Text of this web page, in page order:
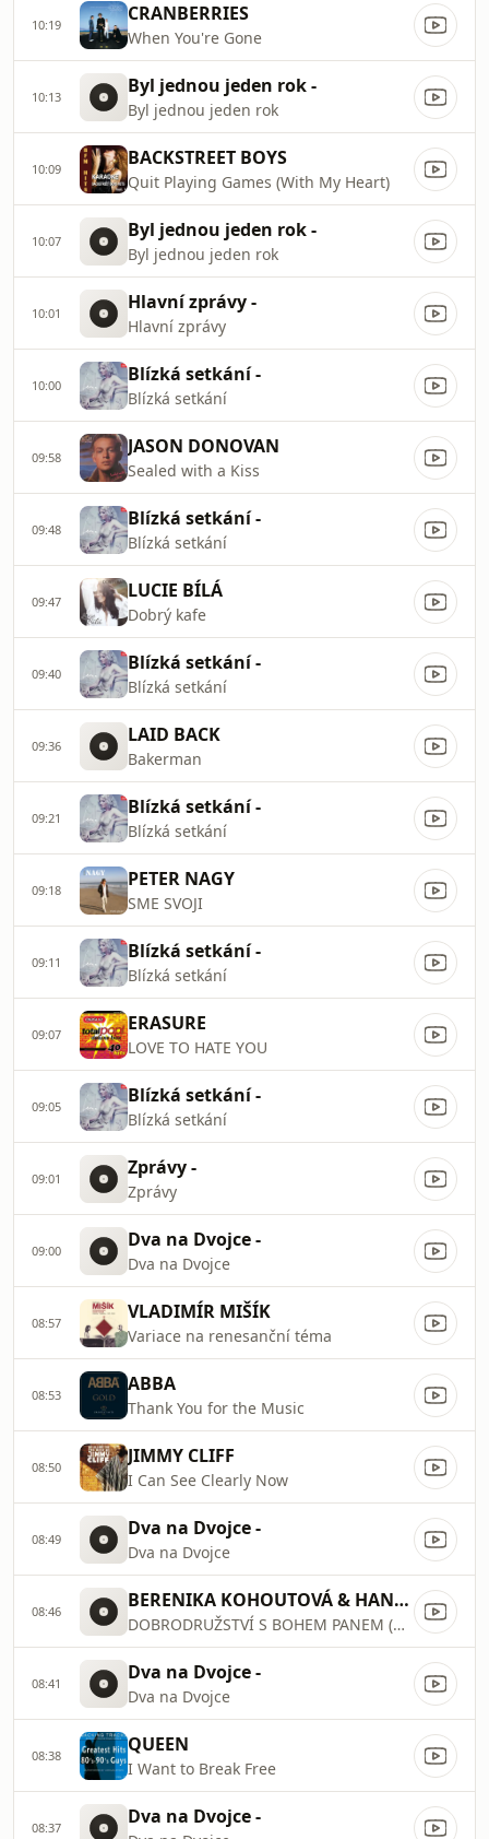
10:19 CRANBERRIES
When You're Gone
10:13 Byl jednou jeden rok -
Byl jednou jeden rok
10:09 BACKSTREET BOYS
Quit Playing Games (With My Heart)
10:07 Byl jednou jeden rok -
Byl jednou jeden rok
10:01 Hlavní zprávy -
Hlavní zprávy
10:00 Blízká setkání -
Blízká setkání
09:58 JASON DONOVAN
Sealed with a Kiss
09:48 Blízká setkání -
Blízká setkání
09:47 LUCIE BÍLÁ
Dobrý kafe
09:40 Blízká setkání -
Blízká setkání
09:36 LAID BACK
Bakerman
09:21 Blízká setkání -
Blízká setkání
09:18 PETER NAGY
SME SVOJI
09:11 Blízká setkání -
Blízká setkání
09:07 ERASURE
LOVE TO HATE YOU
09:05 Blízká setkání -
Blízká setkání
09:01 Zprávy -
Zprávy
09:00 Dva na Dvojce -
Dva na Dvojce
08:57 VLADIMÍR MIŠÍK
Variace na renesanční téma
08:53 ABBA
Thank You for the Music
08:50 JIMMY CLIFF
I Can See Clearly Now
08:49 Dva na Dvojce -
Dva na Dvojce
08:46 BERENIKA KOHOUTOVÁ & HANA HOLIŠOVÁ
DOBRODRUŽSTVÍ S BOHEM PANEM (Koncert pro Martu)
08:41 Dva na Dvojce -
Dva na Dvojce
08:38 QUEEN
I Want to Break Free
08:37 Dva na Dvojce -